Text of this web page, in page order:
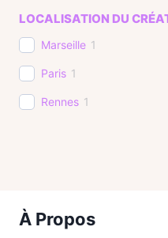
Ecosse
LOCALISATION DU
Marseille 1
Paris 1
Rennes 1
À Propos